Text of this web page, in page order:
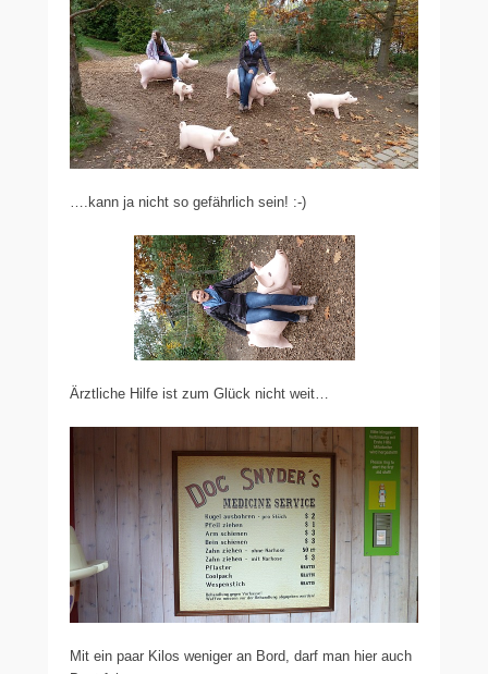
….kann ja nicht so gefährlich sein! :-)
Ärztliche Hilfe ist zum Glück nicht weit…
Mit ein paar Kilos weniger an Bord, darf man hier auch